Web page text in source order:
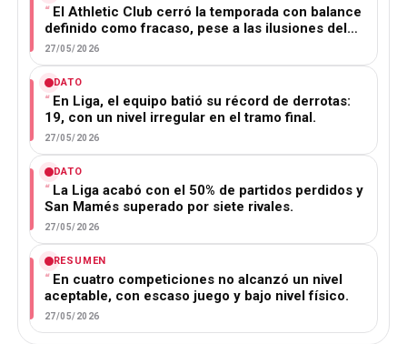
El Athletic Club cerró la temporada con balance
definido como fracaso, pese a las ilusiones del…
27/05/2026
DATO
En Liga, el equipo batió su récord de derrotas:
19, con un nivel irregular en el tramo final.
27/05/2026
DATO
La Liga acabó con el 50% de partidos perdidos y
San Mamés superado por siete rivales.
27/05/2026
RESUMEN
En cuatro competiciones no alcanzó un nivel
aceptable, con escaso juego y bajo nivel físico.
27/05/2026